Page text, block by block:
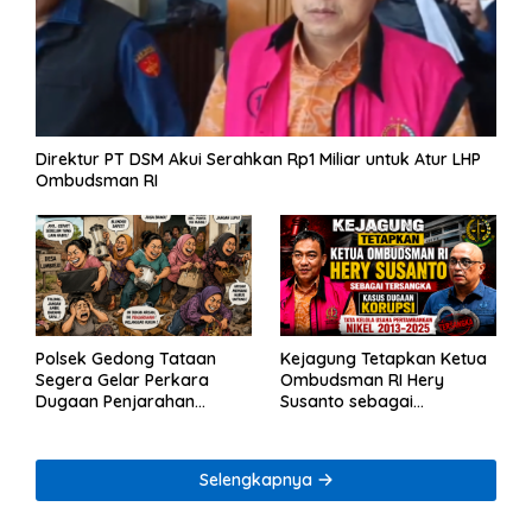
Direktur PT DSM Akui Serahkan Rp1 Miliar untuk Atur LHP
Ombudsman RI
Polsek Gedong Tataan
Segera Gelar Perkara
Dugaan Penjarahan
Kejagung Tetapkan Ketua
Ombudsman RI Hery
Susanto sebagai
Tambang Nikel
Selengkapnya